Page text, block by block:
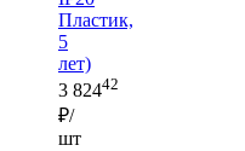
Пластик,
5
лет)
3 82442
₽/
шт